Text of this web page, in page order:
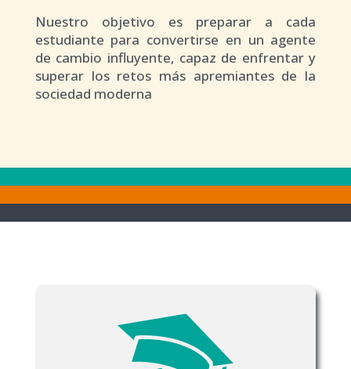
Nuestro objetivo es preparar a cada
estudiante para convertirse en un agente
de cambio influyente, capaz de enfrentar y
superar los retos más apremiantes de la
sociedad moderna